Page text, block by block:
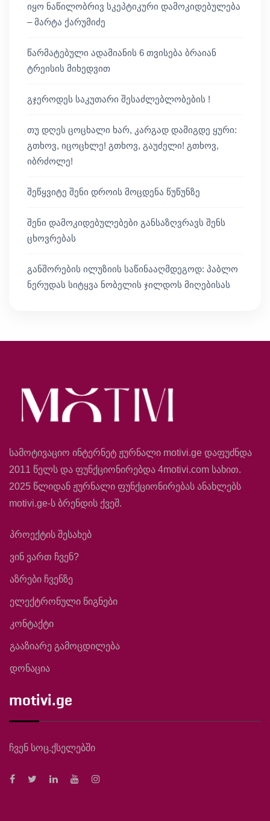
იყო ნაწილობრივ სკეპტიკური დამოკიდებულება
– მარტა ქარუმიძე
წარმატებული ადამიანის 6 თვისება ბრაიან
ტრეისის მიხედვით
გჯეროდეს საკუთარი შესაძლებლობების !
თუ დღეს ცოცხალი ხარ, კარგად დამიგდე ყური:
გთხოვ, იცოცხლე! გთხოვ, გაუძელი! გთხოვ,
იბრძოლე!
შეწყვიტე შენი დროის მოცდენა წუწუნზე
შენი დამოკიდებულებები განსაზღვრავს შენს
ცხოვრებას
განშორების ილუზიის საწინააღმდეგოდ: პაბლო
ნერუდას სიტყვა ნობელის ჯილდოს მიღებისას
სამოტივაციო ინტერნეტ ჟურნალი motivi.ge დაფუძნდა
2011 წელს და ფუნქციონირებდა 4motivi.com სახით.
2025 წლიდან ჟურნალი ფუნქციონირებას ანახლებს
motivi.ge-ს ბრენდის ქვეშ.
პროექტის შესახებ
ვინ ვართ ჩვენ?
აზრები ჩვენზე
ელექტრონული წიგნები
კონტაქტი
გააზიარე გამოცდილება
დონაცია
motivi.ge
ჩვენ სოც.ქსელებში